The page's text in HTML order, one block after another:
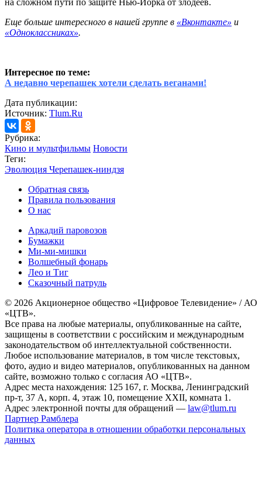
Еще больше интересного в нашей группе в «Вконтакте» и
«Одноклассниках».
Интересное по теме:
А недавно черепашек хотели сделать веганами!
Дата публикации:
Источник: Tlum.Ru
Рубрика:
Кино и мультфильмы Новости
Теги:
Эволюция Черепашек-ниндзя
Обратная связь
Правила пользования
О нас
Аркадий паровозов
Бумажки
Ми-ми-мишки
Волшебный фонарь
Лео и Тиг
Сказочный патруль
© 2026 Акционерное общество «Цифровое Телевидение» / АО
«ЦТВ».
Все права на любые материалы, опубликованные на сайте,
защищены в соответствии с российским и международным
законодательством об интеллектуальной собственности.
Любое использование материалов, в том числе текстовых,
фото, аудио и видео материалов, опубликованных на данном
сайте, возможно только с согласия АО «ЦТВ».
Адрес места нахождения: 125 167, г. Москва, Ленинградский
пр-т, 37 А, корп. 4, этаж 10, помещение XXII, комната 1.
Адрес электронной почты для обращений — law@tlum.ru
Партнер Рамблера
Политика оператора в отношении обработки персональных
данных